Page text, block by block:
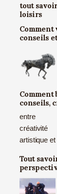
tout
loisirs
Comment
conseils
Comment
conseils,
Tout